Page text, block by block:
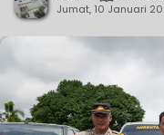
Jumat, 10 Januari